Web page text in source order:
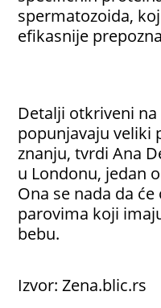
spermatozoida,
efikasnije
Detalji otkriveni
popunjavaju veliki
znanju, tvrdi Ana
u Londonu, jedan
Ona se nada da
parovima koji
bebu.
Izvor: Zena.blic.rs